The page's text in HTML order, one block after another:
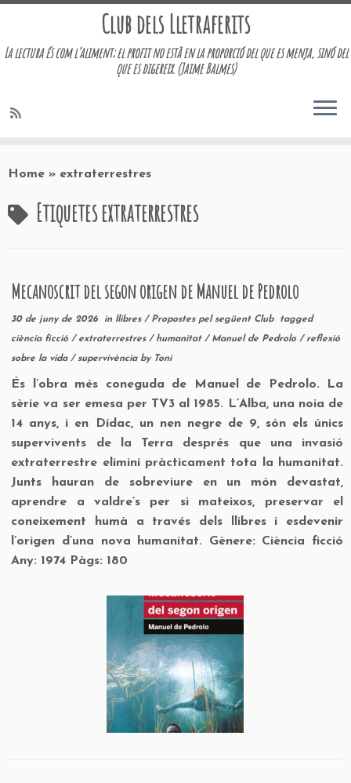
to
Club dels Lletraferits
La lectura és com l’aliment; el profit no està en la proporció del que es menja, sinó del
que es digereix. (Jaime Balmes)
Home » extraterrestres
Etiquetesextraterrestres
Mecanoscrit del segon origen de Manuel de Pedrolo
30 de juny de 2026 in llibres/ Propostes pel següent Club tagged
ciència ficció/ extraterrestres/ humanitat/ Manuel de Pedrolo/ reflexió
sobre la vida/ supervivència by Toni
És l’obra més coneguda de Manuel de Pedrolo. La
sèrie va ser emesa per TV3 al 1985. L’Alba, una noia de
14 anys, i en Dídac, un nen negre de 9, són els únics
supervivents de la Terra després que una invasió
extraterrestre elimini pràcticament tota la humanitat.
Junts hauran de sobreviure en un món devastat,
aprendre a valdre’s per si mateixos, preservar el
coneixement humà a través dels llibres i esdevenir
l’origen d’una nova humanitat. Gènere: Ciència ficció
Any: 1974 Pàgs: 180